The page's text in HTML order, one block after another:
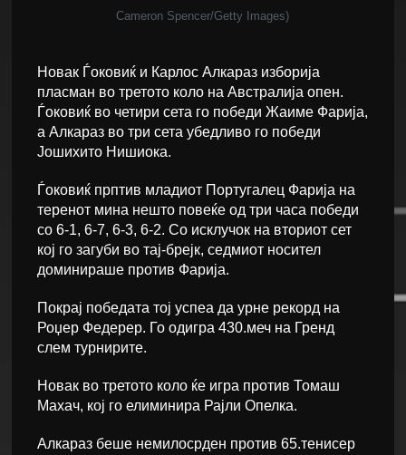
Cameron Spencer/Getty Images)
Новак Ѓоковиќ и Карлос Алкараз изборија
пласман во третото коло на Австралија опен.
Ѓоковиќ во четири сета го победи Жаиме Фарија,
а Алкараз во три сета убедливо го победи
Јошихито Нишиока.
Ѓоковиќ прптив младиот Португалец Фарија на
теренот мина нешто повеќе од три часа победи
со 6-1, 6-7, 6-3, 6-2. Со исклучок на вториот сет
кој го загуби во тај-брејк, седмиот носител
доминираше против Фарија.
Покрај победата тој успеа да урне рекорд на
Роџер Федерер. Го одигра 430.меч на Гренд
слем турнирите.
Новак во третото коло ќе игра против Томаш
Махач, кој го елиминира Рајли Опелка.
Алкараз беше немилосрден против 65.тенисер